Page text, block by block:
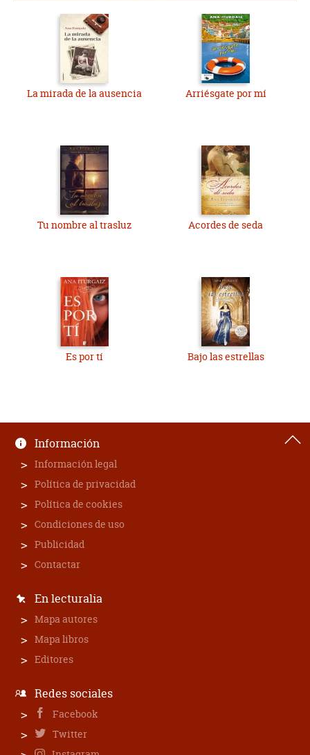
La mirada de la ausencia Arriésgate por mí
Tu nombre al trasluz Acordes de seda
Es por tí Bajo las estrellas
Información
Información legal
Política de privacidad
Política de cookies
Condiciones de uso
Publicidad
Contactar
En lecturalia
Mapa autores
Mapa libros
Editores
Redes sociales
Facebook
Twitter